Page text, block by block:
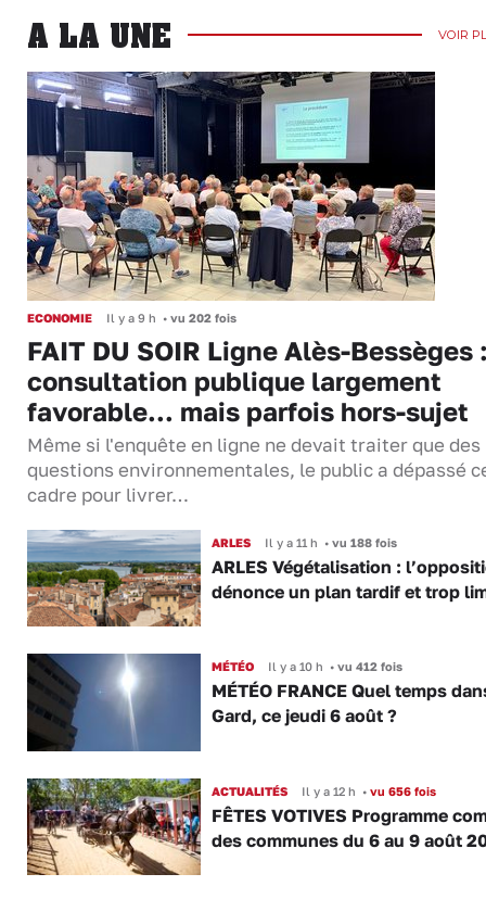
A LA UNE VOIR
ECONOMIE Il y a 9 h • vu 202 fois
FAIT DU SOIR Ligne Alès-Bessèges
consultation publique largement
favorable... mais parfois hors-sujet
Même si l'enquête en ligne ne devait traiter que des
questions environnementales, le public a dépassé
cadre pour livrer…
ARLES Il y a 11 h •vu 188 fois
ARLES Végétalisation :
dénonce un plan tardif et trop
MÉTÉO Il y a 10 h •vu 412 fois
MÉTÉO FRANCE Quel temps
Gard, ce jeudi 6 août ?
ACTUALITÉS Il y a 12 h •vu 656 fois
FÊTES VOTIVES Programme
des communes du 6 au 9 août